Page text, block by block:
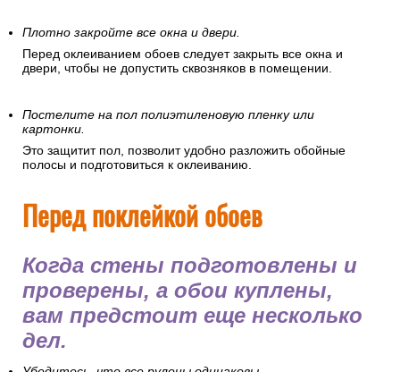
Плотно закройте все окна и двери.
Перед оклеиванием обоев следует закрыть все окна и
двери, чтобы не допустить сквозняков в помещении.
Постелите на пол полиэтиленовую пленку или
картонки.
Это защитит пол, позволит удобно разложить обойные
полосы и подготовиться к оклеиванию.
Перед поклейкой обоев
Когда стены подготовлены и
проверены, а обои куплены,
вам предстоит еще несколько
дел.